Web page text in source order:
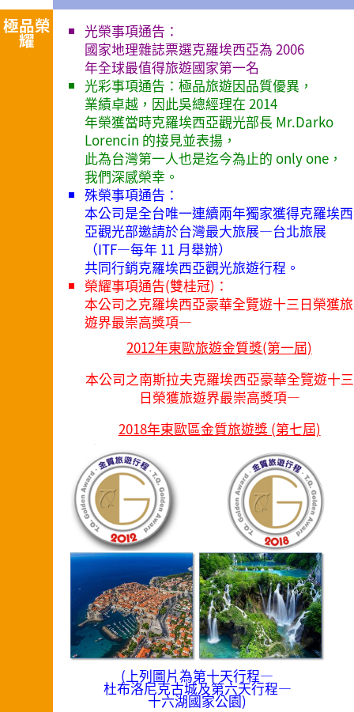
極品榮
耀
光榮事項通告：
國家地理雜誌票選克羅埃西亞為 2006
年全球最值得旅遊國家第一名
光彩事項通告：極品旅遊因品質優異，
業績卓越，因此吳總經理在 2014
年榮獲當時克羅埃西亞觀光部長 Mr.Darko
Lorencin 的接見並表揚，
此為台灣第一人也是迄今為止的 only one，
我們深感榮幸。
殊榮事項通告：
本公司是全台唯一連續兩年獨家獲得克羅埃西
亞觀光部邀請於台灣最大旅展—台北旅展
（ITF—每年 11 月舉辦）
共同行銷克羅埃西亞觀光旅遊行程。
榮耀事項通告(雙桂冠)：
本公司之克羅埃西亞豪華全覽遊十三日榮獲旅
遊界最崇高獎項—
2012年東歐旅遊金質獎(第一屆)
本公司之南斯拉夫克羅埃西亞豪華全覽遊十三
日榮獲旅遊界最崇高獎項—
2018年東歐區金質旅遊獎 (第七屆)
(上列圖片為第十天行程—
杜布洛尼克古城及第六天行程—
十六湖國家公園)